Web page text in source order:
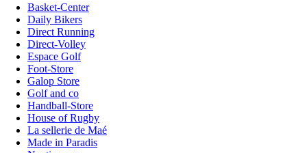
Basket-Center
Daily Bikers
Direct Running
Direct-Volley
Espace Golf
Foot-Store
Galop Store
Golf and co
Handball-Store
House of Rugby
La sellerie de Maé
Made in Paradis